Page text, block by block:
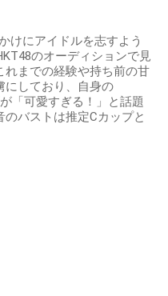
けにアイドルを志すよう
のオーディションで見
までの経験や持ち前の甘
にしており、自身の
「可愛すぎる！」と話題
バストは推定Cカップと